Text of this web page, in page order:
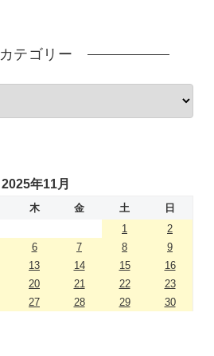
カテゴリー
2025年11月
木 金 土
日
1
2
6 7 8
9
13 14 15
16
20 21 22
23
27 28 29 30